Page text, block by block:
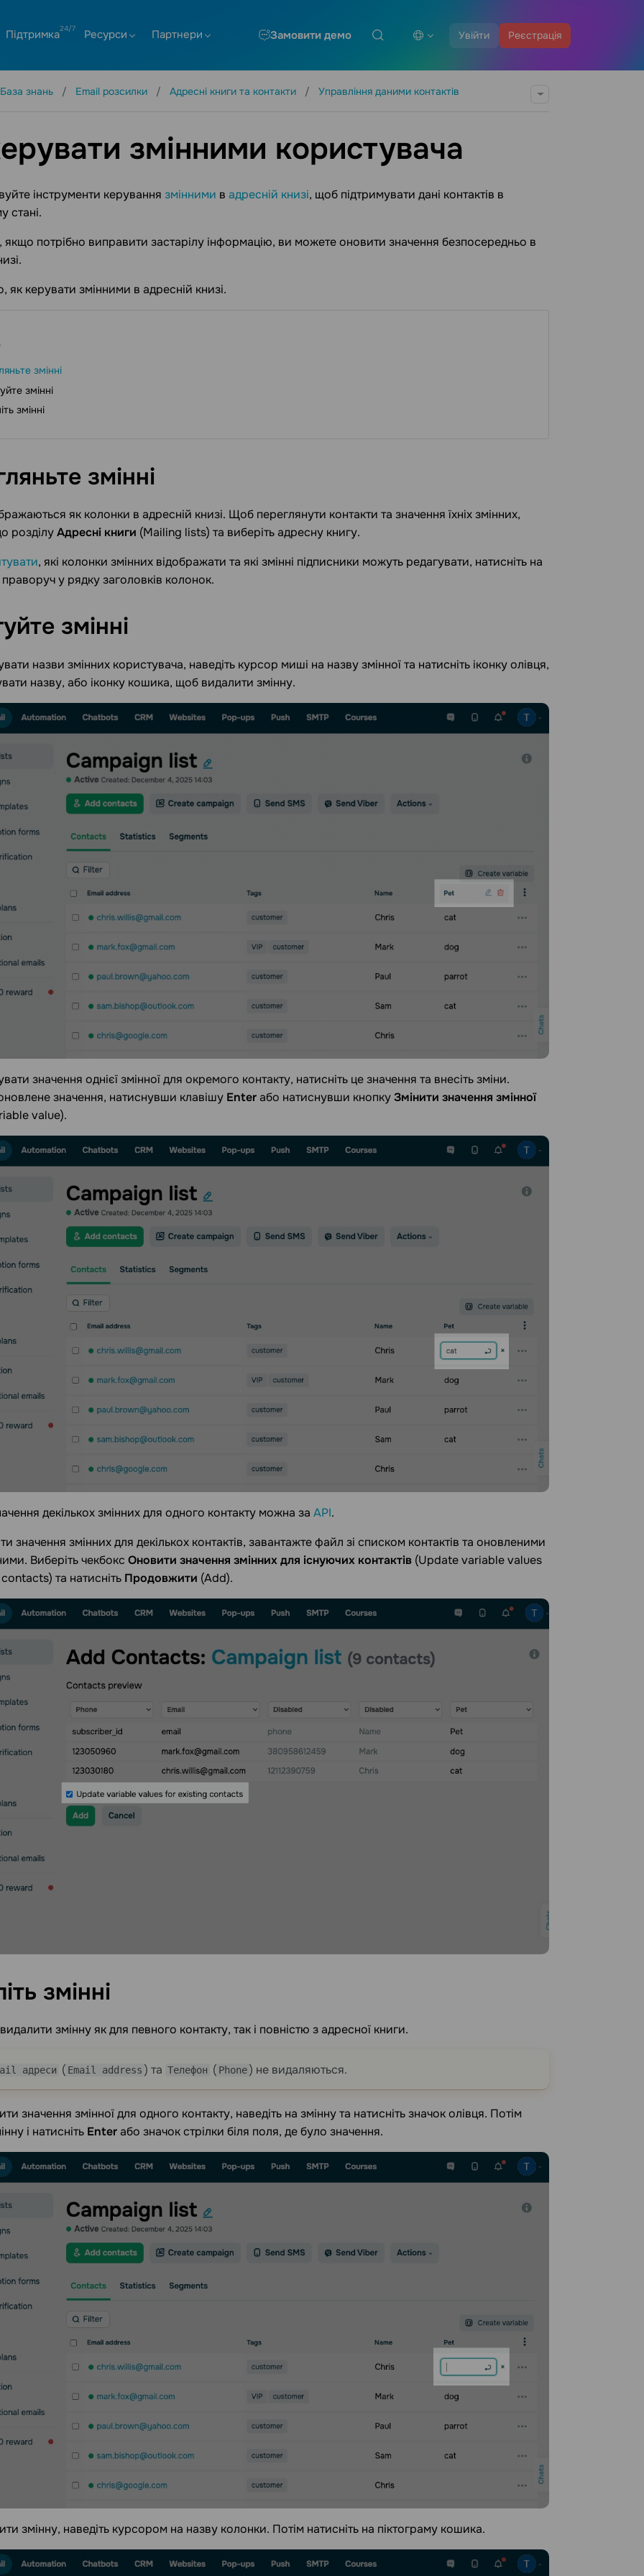
Увійти Реєстрація
Підтримка Ресурси Партнери Замовити демо
База знань Email розсилки Адресні книги та контакти Управління даними контактів
змінними користувача
інструменти керування змінними в адресній книзі, щоб підтримувати дані контактів в
стані.
потрібно виправити застарілу інформацію, ви можете оновити значення безпосередньо в
як керувати змінними в адресній книзі.
змінні
змінні
змінні
змінні
як колонки в адресній книзі. Щоб переглянути контакти та значення їхніх змінних,
розділуАдресні книги (Mailing lists) та виберіть адресну книгу.
, які колонки змінних відображати та які змінні підписники можуть редагувати, натисніть на
у рядку заголовків колонок.
змінні
назви змінних користувача, наведіть курсор миші на назву змінної та натисніть іконку олівця,
назву, або іконку кошика, щоб видалити змінну.
значення однієї змінної для окремого контакту, натисніть це значення та внесіть зміни.
значення, натиснувши клавішу Enterабо натиснувши кнопкуЗмінити значення змінної
value).
декількох змінних для одного контакту можна за API.
значення змінних для декількох контактів, завантажте файл зі списком контактів та оновленими
Виберіть чекбокс Оновити значення змінних для існуючих контактів (Update variable values ​​
та натисніть Продовжити (Add).
змінні
змінну як для певного контакту, так і повністю з адресної книги.
адреси ( Email address ) та Телефон ( Phone) не видаляються.
значення змінної для одного контакту, наведіть на змінну та натисніть значок олівця. Потім
і натисніть Enterабо значок стрілки біля поля, де було значення.
змінну, наведіть курсором на назву колонки. Потім натисніть на піктограму кошика.